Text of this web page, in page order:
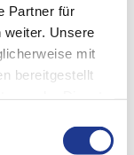
Partner für
weiter. Unsere
mit
bereitgestellt
Sie am